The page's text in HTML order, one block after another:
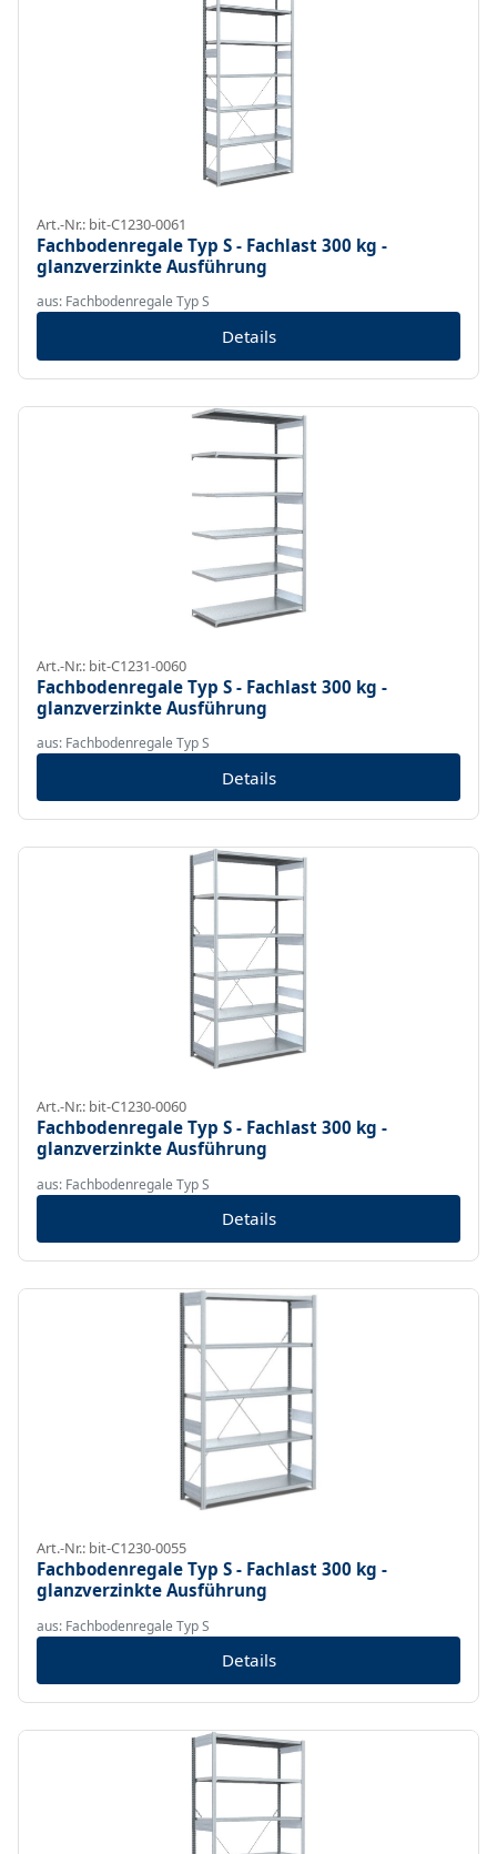
Art.-Nr.: bit-C1230-0061
Fachbodenregale Typ S - Fachlast 300 kg -
glanzverzinkte Ausführung
aus: Fachbodenregale Typ S
Details
Art.-Nr.: bit-C1231-0060
Fachbodenregale Typ S - Fachlast 300 kg -
glanzverzinkte Ausführung
aus: Fachbodenregale Typ S
Details
Art.-Nr.: bit-C1230-0060
Fachbodenregale Typ S - Fachlast 300 kg -
glanzverzinkte Ausführung
aus: Fachbodenregale Typ S
Details
Art.-Nr.: bit-C1230-0055
Fachbodenregale Typ S - Fachlast 300 kg -
glanzverzinkte Ausführung
aus: Fachbodenregale Typ S
Details